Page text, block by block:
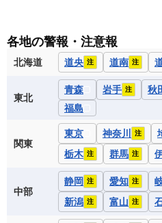
各地の警報・注意報
北海道 道央 注 道南 注
東北
青森 岩手 注 秋
福島
関東
東京 神奈川 注
栃木 注 群馬 注
中部
静岡 注 愛知 注
新潟 注 富山 注